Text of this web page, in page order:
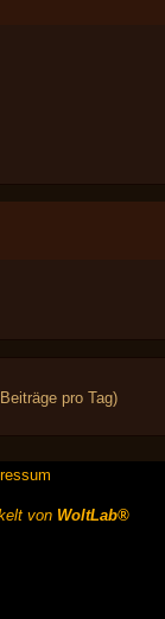
pro Tag)
von WoltLab®